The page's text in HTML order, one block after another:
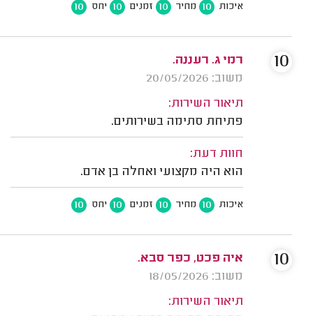
איכות 10 מחיר 10 זמנים 10 יחס 10
רמי ג. רעננה.
משוב: 20/05/2026
תיאור השירות:
פתיחת סתימה בשירותים.
חוות דעת:
הוא היה מקצועי ואחלה בן אדם.
איכות 10 מחיר 10 זמנים 10 יחס 10
10
איה פכט, כפר סבא.
משוב: 18/05/2026
תיאור השירות:
10